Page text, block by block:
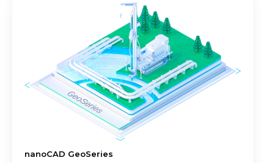
nanoCAD GeoSeries